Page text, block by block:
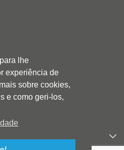
lhe
experiência de
sobre cookies,
e como geri-los,